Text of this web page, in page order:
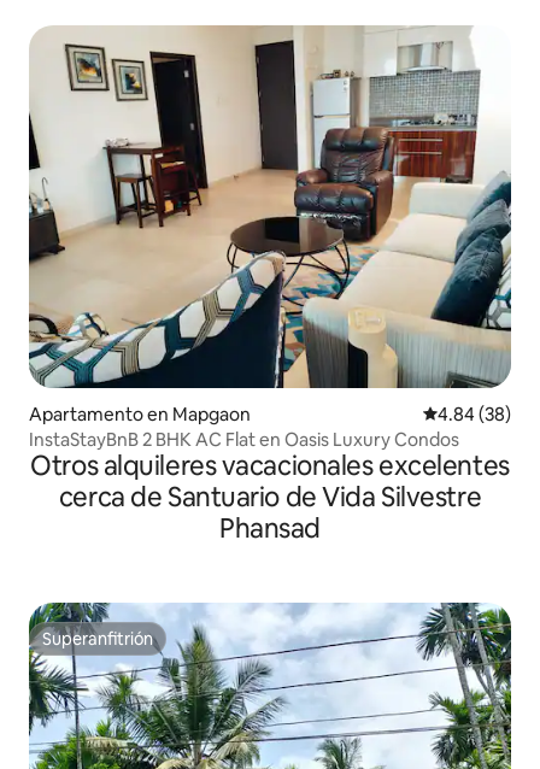
Apartamento en Mapgaon Calificación
4.84 (38)
InstaStayBnB 2 BHK AC Flat en Oasis Luxury Condos
Otros alquileres vacacionales excelentes
cerca de Santuario de Vida Silvestre
Phansad
Superanfitrión
Superanfitrión